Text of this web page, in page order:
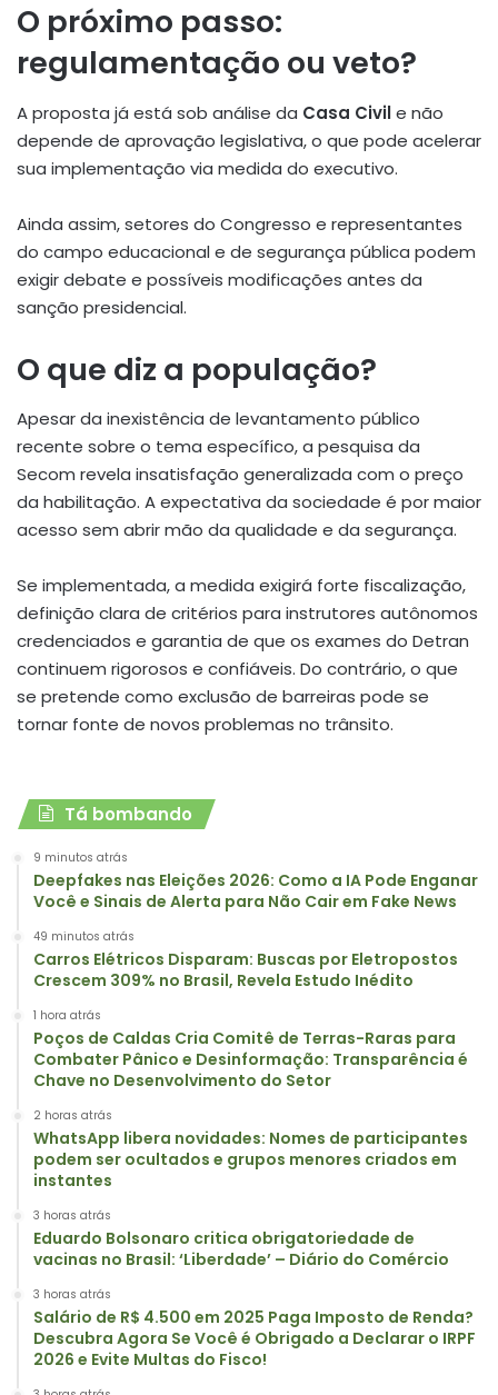
O próximo passo:
regulamentação ou veto?
A proposta já está sob análise da Casa Civile não
depende de aprovação legislativa, o que pode acelerar
sua implementação via medida do executivo.
Ainda assim, setores do Congresso e representantes
do campo educacional e de segurança pública podem
exigir debate e possíveis modificações antes da
sanção presidencial.
O que diz a população?
Apesar da inexistência de levantamento público
recente sobre o tema específico, a pesquisa da
Secom revela insatisfação generalizada com o preço
da habilitação. A expectativa da sociedade é por maior
acesso sem abrir mão da qualidade e da segurança.
Se implementada, a medida exigirá forte fiscalização,
definição clara de critérios para instrutores autônomos
credenciados e garantia de que os exames do Detran
continuem rigorosos e confiáveis. Do contrário, o que
se pretende como exclusão de barreiras pode se
tornar fonte de novos problemas no trânsito.
Tá bombando
9 minutos atrás
Deepfakes nas Eleições 2026: Como a IA Pode Enganar
Você e Sinais de Alerta para Não Cair em Fake News
49 minutos atrás
Carros Elétricos Disparam: Buscas por Eletropostos
Crescem 309% no Brasil, Revela Estudo Inédito
1 hora atrás
Poços de Caldas Cria Comitê de Terras-Raras para
Combater Pânico e Desinformação: Transparência é
Chave no Desenvolvimento do Setor
2 horas atrás
WhatsApp libera novidades: Nomes de participantes
podem ser ocultados e grupos menores criados em
instantes
3 horas atrás
Eduardo Bolsonaro critica obrigatoriedade de
vacinas no Brasil: ‘Liberdade’ – Diário do Comércio
3 horas atrás
Salário de R$ 4.500 em 2025 Paga Imposto de Renda?
Descubra Agora Se Você é Obrigado a Declarar o IRPF
2026 e Evite Multas do Fisco!